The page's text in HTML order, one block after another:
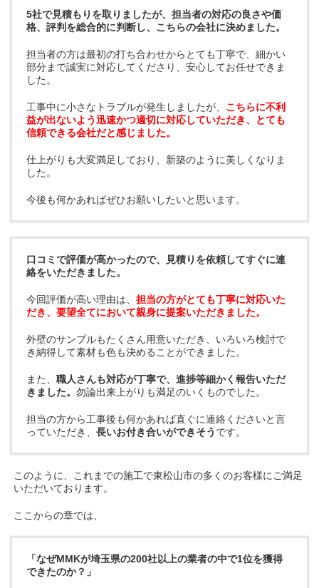
5社で見積もりを取りましたが、担当者の対応の良さや価
格、評判を総合的に判断し、こちらの会社に決めました。
担当者の方は最初の打ち合わせからとても丁寧で、細かい
部分まで誠実に対応してくださり、安心してお任せできま
した。
工事中に小さなトラブルが発生しましたが、 こちらに不利
益が出ないよう迅速かつ適切に対応していただき、とても
信頼できる会社だと感じました。
仕上がりも大変満足しており、新築のように美しくなりま
した。
今後も何かあればぜひお願いしたいと思います。
口コミで評価が高かったので、見積りを依頼してすぐに連
絡をいただきました。
今回評価が高い理由は、担当の方がとても丁寧に対応いた
だき、要望全てにおいて親身に提案いただきました。
外壁のサンプルもたくさん用意いただき、いろいろ検討で
き納得して素材も色も決めることができました。
また、職人さんも対応が丁寧で、進捗等細かく報告いただ
きました。勿論出来上がりも満足のいくものでした。
担当の方から工事後も何かあれば直ぐに連絡くださいと言
っていただき、長いお付き合いができそう です。
このように、これまでの施工で東松山市の多くのお客様にご満足
いただいております。
ここからの章では、
「なぜMMKが埼玉県の200社以上の業者の中で1位を獲得
できたのか？」